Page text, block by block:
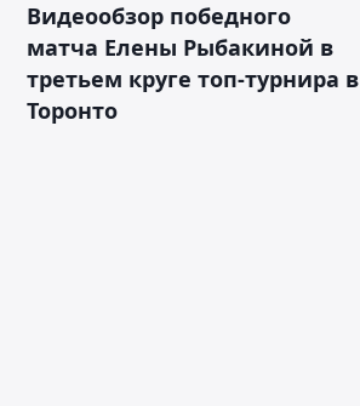
Видеообзор победного
матча Елены Рыбакиной в
третьем круге топ-турнира в
Торонто